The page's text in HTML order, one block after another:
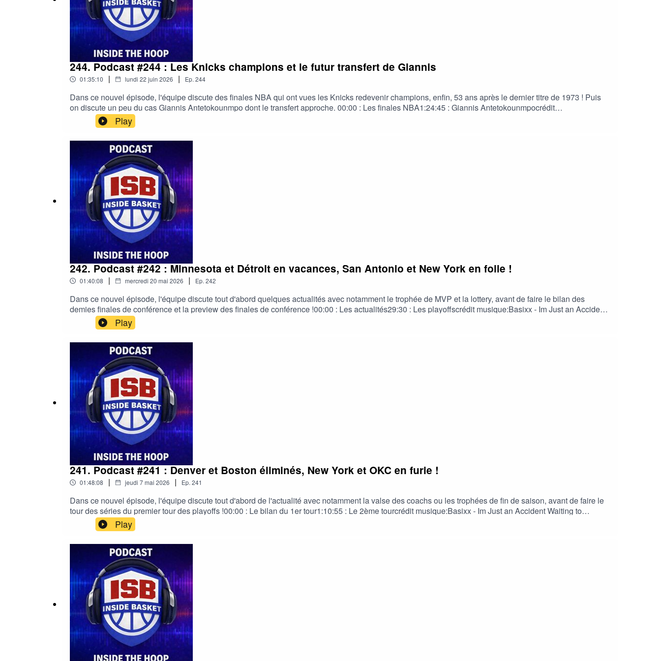
244. Podcast #244 : Les Knicks champions et le futur transfert de Giannis
01:35:10 | lundi 22 juin 2026 | Ep. 244
Dans ce nouvel épisode, l'équipe discute des finales NBA qui ont vues les Knicks redevenir champions, enfin, 53 ans après le dernier titre de 1973 ! Puis
on discute un peu du cas Giannis Antetokounmpo dont le transfert approche. 00:00 : Les finales NBA1:24:45 : Giannis Antetokounmpocrédit
musique:Basixx - Im Just an Accident Waiting to Happen#NBA #Wemby #Spurs #Playoffs #Knicks #Brunson #Finals #Giannis #FreeAgency
Play
242. Podcast #242 : Minnesota et Détroit en vacances, San Antonio et New York en folie !
01:40:08 | mercredi 20 mai 2026 | Ep. 242
Dans ce nouvel épisode, l'équipe discute tout d'abord quelques actualités avec notamment le trophée de MVP et la lottery, avant de faire le bilan des
demies finales de conférence et la preview des finales de conférence !00:00 : Les actualités29:30 : Les playoffscrédit musique:Basixx - Im Just an Accident
Waiting to Happen#NBA #Wemby #Spurs #OKCThunder #Playoffs #Cavs #MVP #Lakers #Cavs #Pistons #timberwolves
Play
241. Podcast #241 : Denver et Boston éliminés, New York et OKC en furie !
01:48:08 | jeudi 7 mai 2026 | Ep. 241
Dans ce nouvel épisode, l'équipe discute tout d'abord de l'actualité avec notamment la valse des coachs ou les trophées de fin de saison, avant de faire le
tour des séries du premier tour des playoffs !00:00 : Le bilan du 1er tour1:10:55 : Le 2ème tourcrédit musique:Basixx - Im Just an Accident Waiting to
Happen#NBA #Wemby #Spurs #OKCThunder #Playoffs #Boston #Celtics #Lakers #Cavs #Pistons
Play